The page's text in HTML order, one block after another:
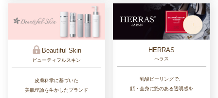
Beautiful Skin
ビューティフルスキン
皮膚科学に基づいた
美肌理論を生かしたブランド
HERRAS
ヘラス
乳酸ピーリングで、
顔・全身に艶のある透明感を